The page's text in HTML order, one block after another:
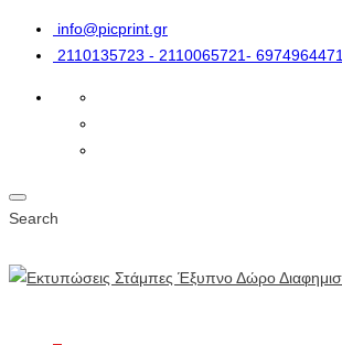
info@picprint.gr
2110135723 - 2110065721- 6974964471
Search